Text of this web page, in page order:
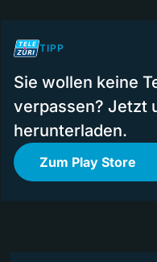
TIPP
Sie wollen keine
verpassen? Jetzt
herunterladen.
Zum Play Store